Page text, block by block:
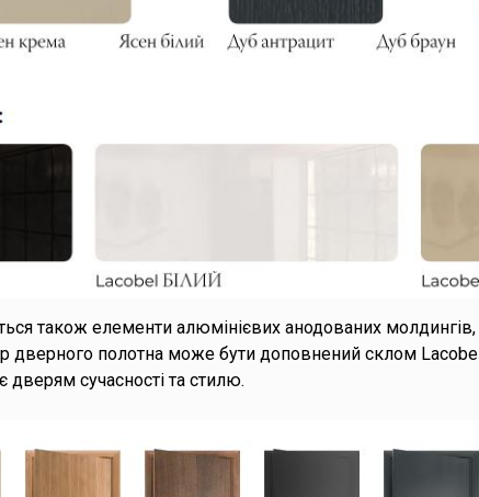
також елементи алюмінієвих анодованих
дверного полотна може бути доповнений склом
сучасності та стилю.